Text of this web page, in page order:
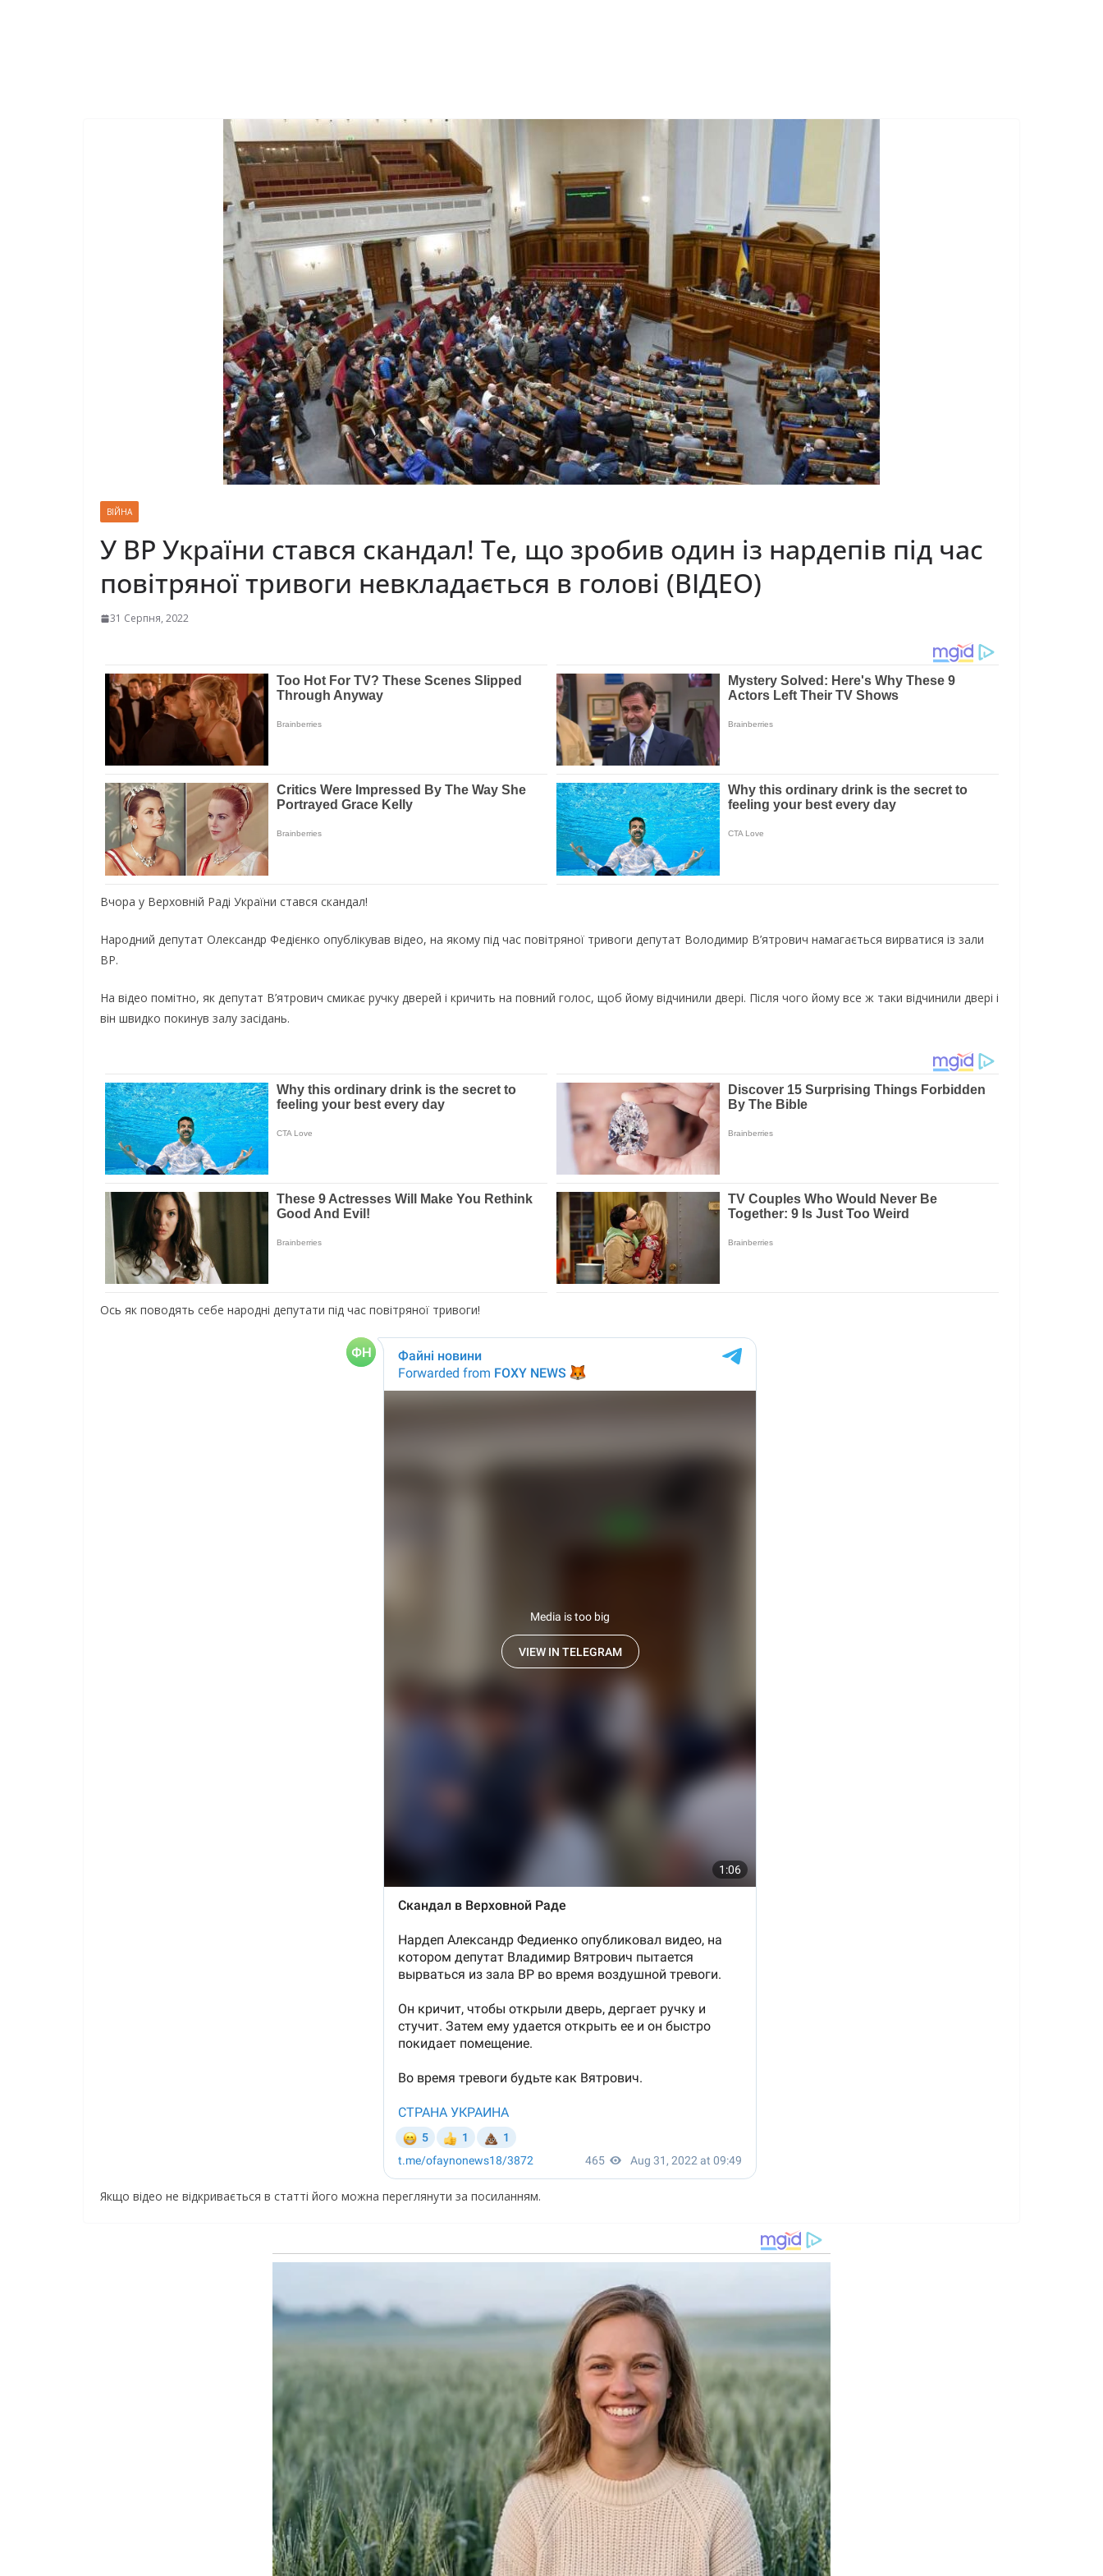
ВІЙНА
У ВР України стався скандал! Те, що зробив один із нардепів під час
повітряної тривоги невкладається в голові (ВІДЕО)
31 Серпня, 2022
Вчора у Верховній Раді України стався скандал!
Народний депутат Олександр Федієнко опублікував відео, на якому під час повітряної тривоги депутат Володимир В’ятрович намагається вирватися із зали
ВР.
На відео помітно, як депутат В’ятрович смикає ручку дверей і кричить на повний голос, щоб йому відчинили двері. Після чого йому все ж таки відчинили двері і
він швидко покинув залу засідань.
Ось як поводять себе народні депутати під час повітряної тривоги!
Якщо відео не відкривається в статті його можна переглянути за посиланням.